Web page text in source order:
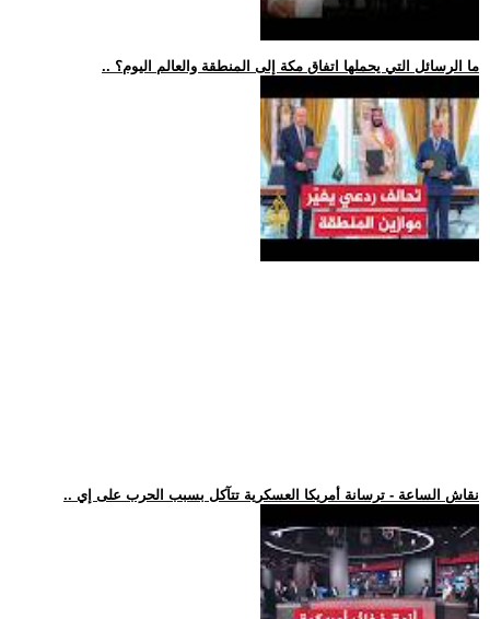
.. ما الرسائل التي يحملها اتفاق مكة إلى المنطقة والعالم اليوم؟
.. نقاش الساعة - ترسانة أمريكا العسكرية تتآكل بسبب الحرب على إي